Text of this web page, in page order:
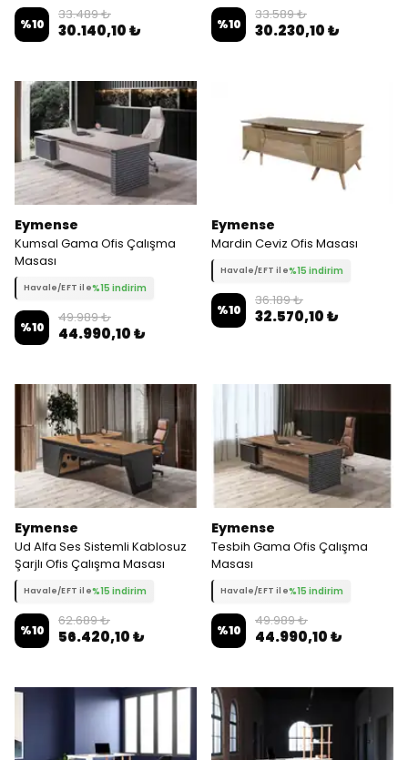
%10
33.489 ₺
30.140,10 ₺ %10
33.589 ₺
30.230,10 ₺
Eymense
Kumsal Gama Ofis Çalışma
Masası
Havale/EFT ile%15 indirim
%10
49.989 ₺
44.990,10 ₺
Eymense
Mardin Ceviz Ofis Masası
Havale/EFT ile%15 indirim
%10
36.189 ₺
32.570,10 ₺
Eymense
Ud Alfa Ses Sistemli Kablosuz
Şarjlı Ofis Çalışma Masası
Havale/EFT ile%15 indirim
%10
62.689 ₺
56.420,10 ₺
Eymense
Tesbih Gama Ofis Çalışma
Masası
Havale/EFT ile%15 indirim
%10
49.989 ₺
44.990,10 ₺